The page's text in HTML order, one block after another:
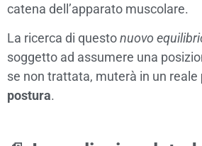
catena dell’apparato muscolare.
La ricerca di questonuovo
soggetto ad assumere una
se non trattata, muterà in un reale
postura.